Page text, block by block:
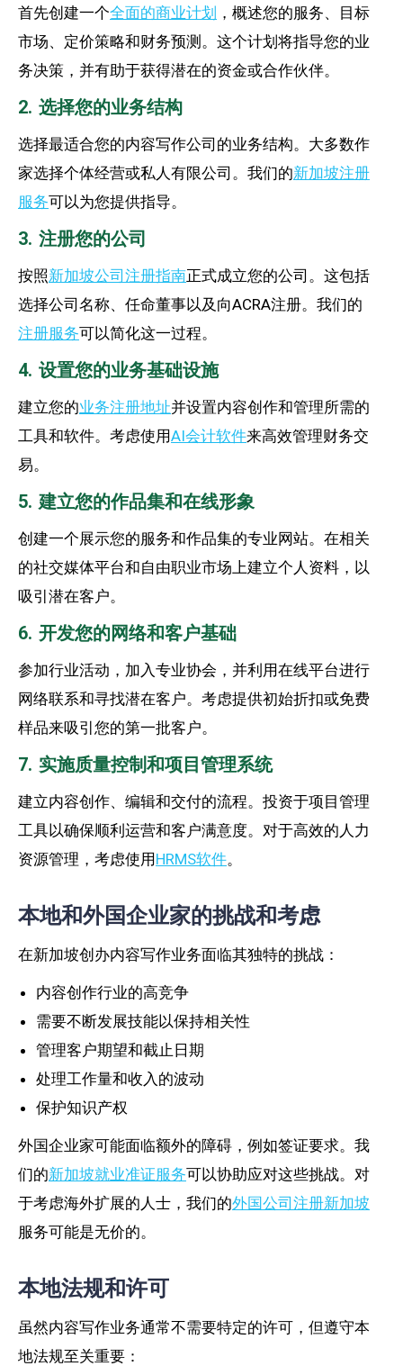
首先创建一个全面的商业计划 ，概述您的服务、目标
市场、定价策略和财务预测。这个计划将指导您的业
务决策，并有助于获得潜在的资金或合作伙伴。
2. 选择您的业务结构
选择最适合您的内容写作公司的业务结构。大多数作
家选择个体经营或私人有限公司。我们的新加坡注册
服务可以为您提供指导。
3. 注册您的公司
按照新加坡公司注册指南正式成立您的公司。这包括
选择公司名称、任命董事以及向ACRA注册。我们的
注册服务可以简化这一过程。
4. 设置您的业务基础设施
建立您的业务注册地址并设置内容创作和管理所需的
工具和软件。考虑使用AI会计软件来高效管理财务交
易。
5. 建立您的作品集和在线形象
创建一个展示您的服务和作品集的专业网站。在相关
的社交媒体平台和自由职业市场上建立个人资料，以
吸引潜在客户。
6. 开发您的网络和客户基础
参加行业活动，加入专业协会，并利用在线平台进行
网络联系和寻找潜在客户。考虑提供初始折扣或免费
样品来吸引您的第一批客户。
7. 实施质量控制和项目管理系统
建立内容创作、编辑和交付的流程。投资于项目管理
工具以确保顺利运营和客户满意度。对于高效的人力
资源管理，考虑使用HRMS软件。
本地和外国企业家的挑战和考虑
在新加坡创办内容写作业务面临其独特的挑战：
内容创作行业的高竞争
需要不断发展技能以保持相关性
管理客户期望和截止日期
处理工作量和收入的波动
保护知识产权
外国企业家可能面临额外的障碍，例如签证要求。我
们的新加坡就业准证服务可以协助应对这些挑战。对
于考虑海外扩展的人士，我们的外国公司注册新加坡
服务可能是无价的。
本地法规和许可
虽然内容写作业务通常不需要特定的许可，但遵守本
地法规至关重要：